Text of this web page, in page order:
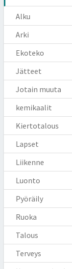
Alku
Arki
Ekoteko
Jätteet
Jotain muuta
kemikaalit
Kiertotalous
Lapset
Liikenne
Luonto
Pyöräily
Ruoka
Talous
Terveys